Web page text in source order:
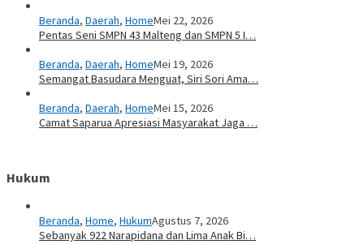
Beranda, Daerah, HomeMei 22, 2026
Pentas Seni SMPN 43 Malteng dan SMPN 5 I…
Beranda, Daerah, HomeMei 19, 2026
Semangat Basudara Menguat, Siri Sori Ama…
Beranda, Daerah, HomeMei 15, 2026
Camat Saparua Apresiasi Masyarakat Jaga …
Hukum
Beranda, Home, HukumAgustus 7, 2026
Sebanyak 922 Narapidana dan Lima Anak Bi…